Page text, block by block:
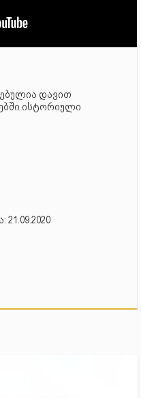
დავით
ისტორიული